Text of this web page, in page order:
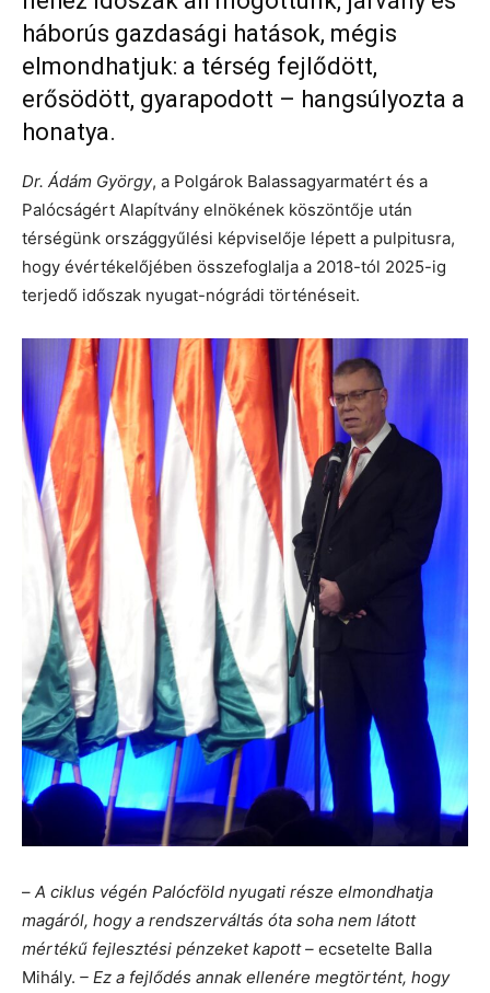
háborús gazdasági hatások, mégis
elmondhatjuk: a térség fejlődött,
erősödött, gyarapodott – hangsúlyozta a
honatya.
Dr. Ádám György, a Polgárok Balassagyarmatért és a
Palócságért Alapítvány elnökének köszöntője után
térségünk országgyűlési képviselője lépett a pulpitusra,
hogy évértékelőjében összefoglalja a 2018-tól 2025-ig
terjedő időszak nyugat-nógrádi történéseit.
– A ciklus végén Palócföld nyugati része elmondhatja
magáról, hogy a rendszerváltás óta soha nem látott
mértékű fejlesztési pénzeket kapott – ecsetelte Balla
Mihály. – Ez a fejlődés annak ellenére megtörtént, hogy